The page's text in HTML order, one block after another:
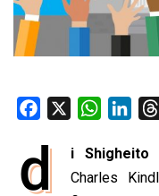
e
W
a
t
n
k
d i Shigheito
Charles